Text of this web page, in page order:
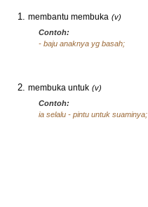
membantu membuka (v)
Contoh:
- baju anaknya yg basah;
membuka untuk (v)
Contoh:
ia selalu - pintu untuk suaminya;